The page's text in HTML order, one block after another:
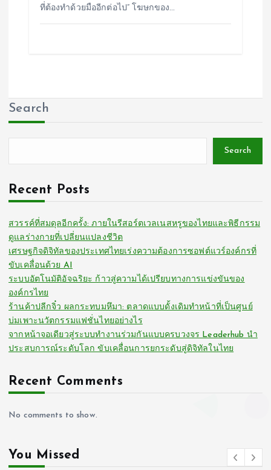
ที่ต้องทำด้วยมืออีกต่อไป” โฆษกของ…
Search
Search
Recent Posts
สวรรค์ที่สมดุลอีกครั้ง: ภายในรีสอร์ตเวลเนสหรูของไทยและพิธีกรรม
ดูแลร่างกายที่เปลี่ยนแปลงชีวิต
เศรษฐกิจดิจิทัลของประเทศไทยเร่งความต้องการซอฟต์แวร์องค์กรที่
ขับเคลื่อนด้วย AI
ระบบอัตโนมัติอัจฉริยะ ก้าวสู่ความได้เปรียบทางการแข่งขันของ
องค์กรไทย
ร้านค้าปลีกจิ๋ว ผลกระทบมหึมา: ตลาดแบบดั้งเดิมทำหน้าที่เป็นศูนย์
บ่มเพาะนวัตกรรมแฟชั่นไทยอย่างไร
จากหน้าจอเดียวสู่ระบบทำงานร่วมกันแบบครบวงจร Leaderhub นำ
ประสบการณ์ระดับโลก ขับเคลื่อนการยกระดับสู่ดิจิทัลในไทย
Recent Comments
No comments to show.
You Missed